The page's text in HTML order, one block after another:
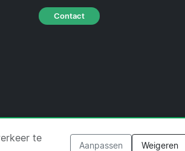
Contact
·Cookiebeleid·Redactioneel beleid
te
Aanpassen Weigeren